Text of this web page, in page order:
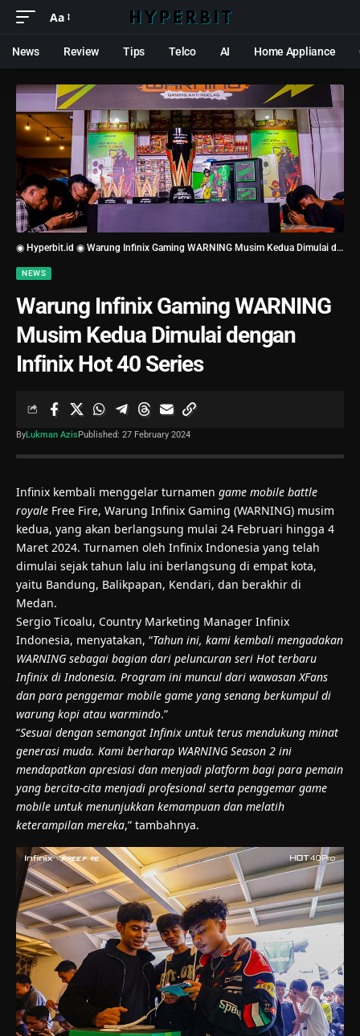
Aa
News Review Tips Telco AI Home Appliance
◉ Hyperbit.id ◉ Warung Infinix Gaming WARNING Musim Kedua Dimulai dengan Infinix Hot 40 Series
NEWS
Warung Infinix Gaming WARNING
Musim Kedua Dimulai dengan
Infinix Hot 40 Series
ByLukman AzisPublished: 27 February 2024
Infinix kembali menggelar turnamen game mobile battle
royale Free Fire, Warung Infinix Gaming (WARNING) musim
kedua, yang akan berlangsung mulai 24 Februari hingga 4
Maret 2024. Turnamen oleh Infinix Indonesia yang telah
dimulai sejak tahun lalu ini berlangsung di empat kota,
yaitu Bandung, Balikpapan, Kendari, dan berakhir di
Medan.
Sergio Ticoalu, Country Marketing Manager Infinix
Indonesia, menyatakan, “Tahun ini, kami kembali mengadakan
WARNING sebagai bagian dari peluncuran seri Hot terbaru
Infinix di Indonesia. Program ini muncul dari wawasan XFans
dan para penggemar mobile game yang senang berkumpul di
warung kopi atau warmindo.”
“Sesuai dengan semangat Infinix untuk terus mendukung minat
generasi muda. Kami berharap WARNING Season 2 ini
mendapatkan apresiasi dan menjadi platform bagi para pemain
yang bercita-cita menjadi profesional serta penggemar game
mobile untuk menunjukkan kemampuan dan melatih
keterampilan mereka,” tambahnya.